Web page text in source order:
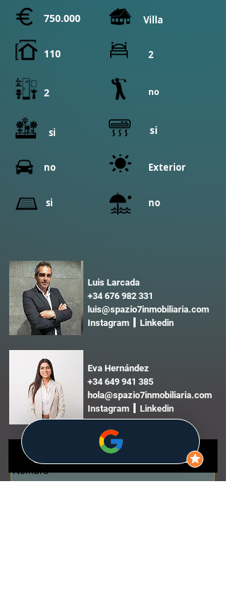
750.000 Villa
110 2
2
si
no
si
no
si
Exterior
no
Luis Larcada
+34 676 982 331
luis@spazio7inmobiliaria.com
Instagram Linkedin
Eva Hernández
+34 649 941 385
hola@spazio7inmobiliaria.com
Instagram Linkedin
HABLAMOS.
Nombre *